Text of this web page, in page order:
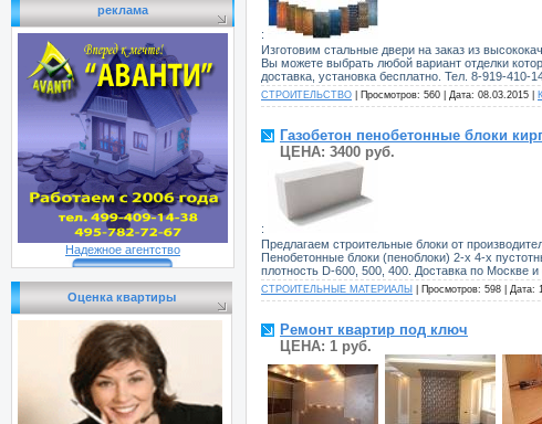
реклама
Надежное агентство
Оценка квартиры
:
Изготовим стальные двери на заказ из
Вы можете выбрать любой вариант отделки
доставка, установка бесплатно. Тел. 8-919-410-
СТРОИТЕЛЬСТВО | Просмотров: 560 | Дата: 08.03.2015
Газобетон пенобетонные блоки
ЦЕНА: 3400 руб.
:
Предлагаем строительные блоки от
Пенобетонные блоки (пеноблоки) 2-х 4-х
плотность D-600, 500, 400. Доставка по Москве
СТРОИТЕЛЬНЫЕ МАТЕРИАЛЫ | Просмотров: 598 | Дата:
Ремонт квартир под ключ
ЦЕНА: 1 руб.